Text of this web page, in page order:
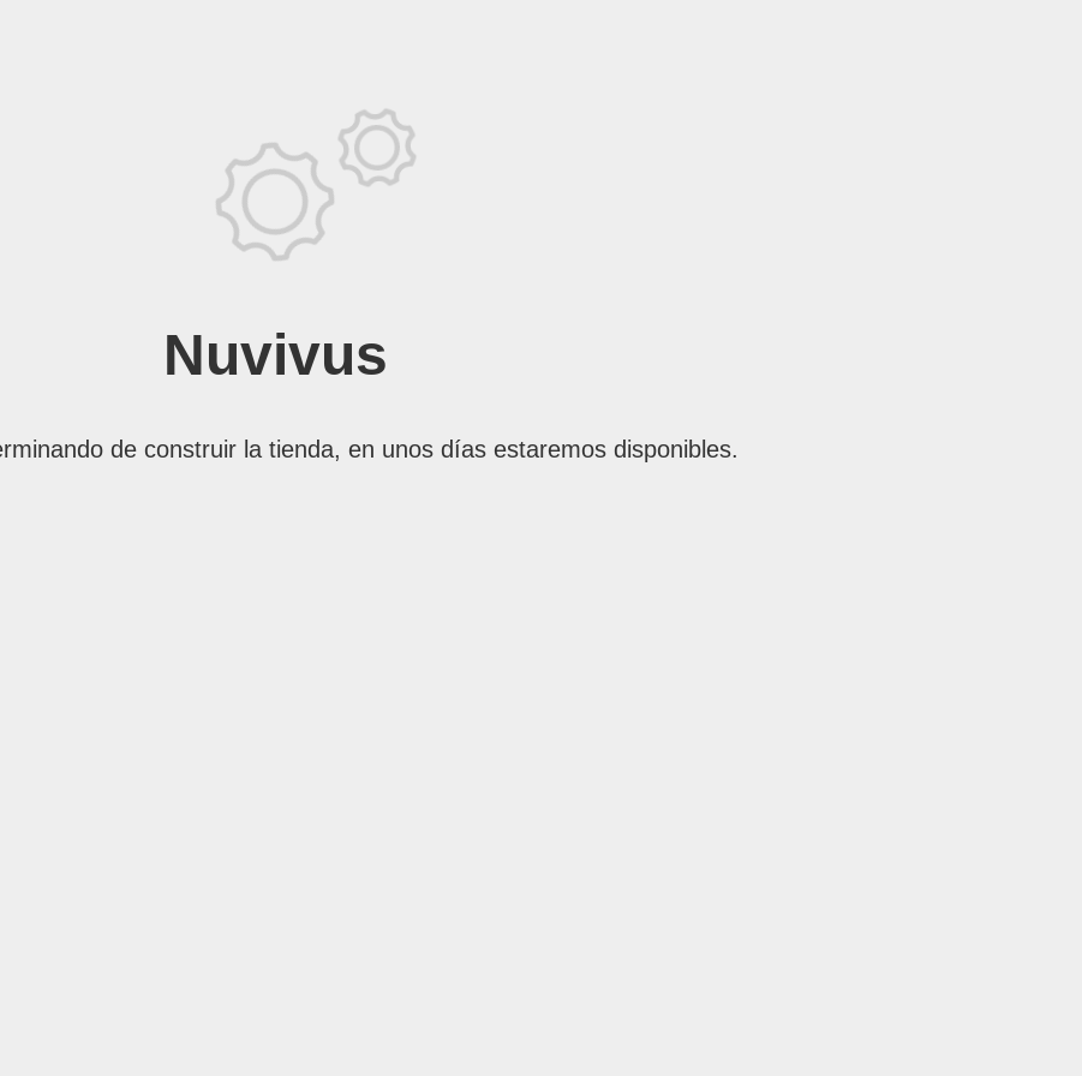
Nuvivus
de construir la tienda, en unos días estaremos disponibles.